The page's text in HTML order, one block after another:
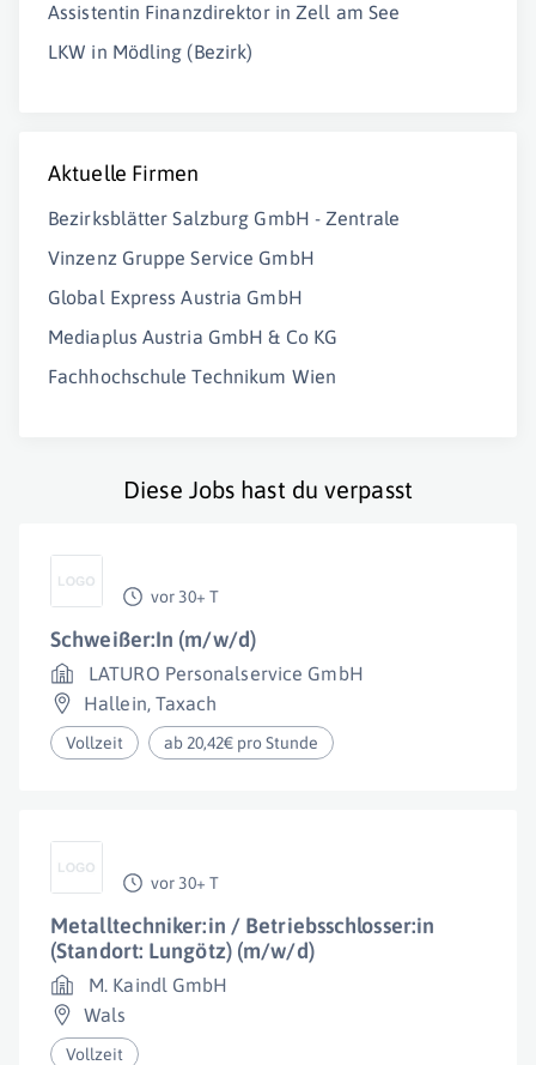
Assistentin Finanzdirektor in Zell am See
LKW in Mödling (Bezirk)
Aktuelle Firmen
Bezirksblätter Salzburg GmbH - Zentrale
Vinzenz Gruppe Service GmbH
Global Express Austria GmbH
Mediaplus Austria GmbH & Co KG
Fachhochschule Technikum Wien
Diese Jobs hast du verpasst
vor 30+ T
Schweißer:In (m/w/d)
LATURO Personalservice GmbH
Hallein, Taxach
Vollzeit ab 20,42€ pro Stunde
vor 30+ T
Metalltechniker:in / Betriebsschlosser:in
(Standort: Lungötz) (m/w/d)
M. Kaindl GmbH
Wals
Vollzeit